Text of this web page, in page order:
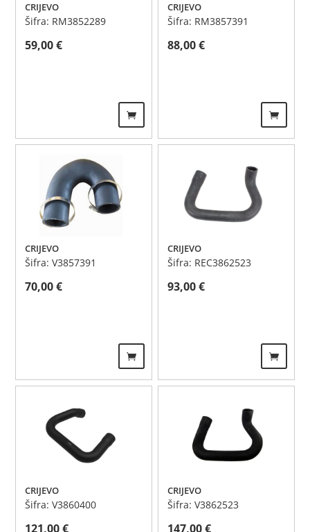
CRIJEVO
Šifra: RM3852289
59,00€
CRIJEVO
Šifra: RM3857391
88,00€
CRIJEVO
Šifra: V3857391
70,00€
CRIJEVO
Šifra: REC3862523
93,00€
CRIJEVO
Šifra: V3860400
121,00€
CRIJEVO
Šifra: V3862523
147,00€